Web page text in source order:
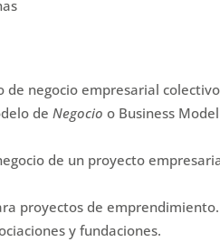
negocio empresarial colectivo
deNegocio o Business Model
de un proyecto
proyectos de emprendimiento.
y fundaciones.